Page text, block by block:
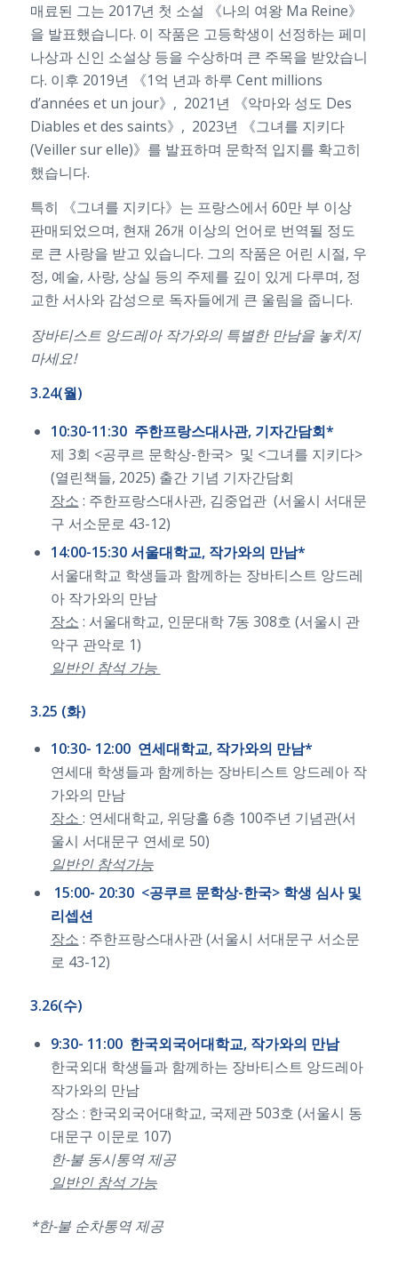
매료된 그는 2017년 첫 소설 《나의 여왕 Ma Reine》
을 발표했습니다. 이 작품은 고등학생이 선정하는 페미
나상과 신인 소설상 등을 수상하며 큰 주목을 받았습니
다. 이후 2019년 《1억 년과 하루 Cent millions
d’années et un jour》, 2021년 《악마와 성도 Des
Diables et des saints》, 2023년 《그녀를 지키다
(Veiller sur elle)》를 발표하며 문학적 입지를 확고히
했습니다.
특히 《그녀를 지키다》는 프랑스에서 60만 부 이상
판매되었으며, 현재 26개 이상의 언어로 번역될 정도
로 큰 사랑을 받고 있습니다. 그의 작품은 어린 시절, 우
정, 예술, 사랑, 상실 등의 주제를 깊이 있게 다루며, 정
교한 서사와 감성으로 독자들에게 큰 울림을 줍니다.
장바티스트 앙드레아 작가와의 특별한 만남을 놓치지
마세요!
3.24(월)
10:30-11:30 주한프랑스대사관, 기자간담회*
제 3회 <공쿠르 문학상-한국> 및 <그녀를 지키다>
(열린책들, 2025) 출간 기념 기자간담회
장소 : 주한프랑스대사관, 김중업관 (서울시 서대문
구 서소문로 43-12)
14:00-15:30 서울대학교, 작가와의 만남*
서울대학교 학생들과 함께하는 장바티스트 앙드레
아 작가와의 만남
장소 : 서울대학교, 인문대학 7동 308호 (서울시 관
악구 관악로 1)
일반인 참석 가능
3.25 (화)
10:30- 12:00 연세대학교, 작가와의 만남*
연세대 학생들과 함께하는 장바티스트 앙드레아 작
가와의 만남
장소 : 연세대학교, 위당홀 6층 100주년 기념관(서
울시 서대문구 연세로 50)
일반인 참석가능
15:00- 20:30 <공쿠르 문학상-한국> 학생 심사 및
리셉션
장소 : 주한프랑스대사관 (서울시 서대문구 서소문
로 43-12)
3.26(수)
9:30- 11:00 한국외국어대학교, 작가와의 만남
한국외대 학생들과 함께하는 장바티스트 앙드레아
작가와의 만남
장소 : 한국외국어대학교, 국제관 503호 (서울시 동
대문구 이문로 107)
한-불 동시통역 제공
일반인 참석 가능
*한-불 순차통역 제공